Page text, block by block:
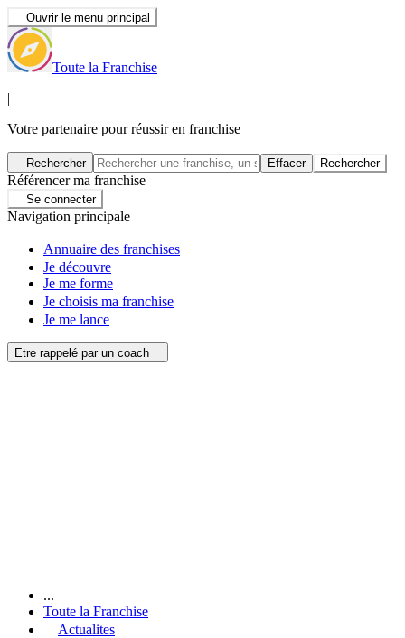
Ouvrir le menu principal
Toute la Franchise
|
Votre partenaire pour réussir en franchise
Rechercher Effacer Rechercher
Référencer ma franchise
Se connecter
Navigation principale
Annuaire des franchises
Je découvre
Je me forme
Je choisis ma franchise
Je me lance
Etre rappelé par un coach
...
Toute la Franchise
Actualites